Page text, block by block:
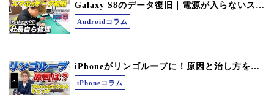
Galaxy S8のデータ復旧｜電源が入らないスマホから7年分の想い出を救出
Androidコラム
iPhoneがリンゴループに！原因と治し方を現役スマホ修理社長が徹底解説｜スマホ修理まちスマ
iPhoneコラム